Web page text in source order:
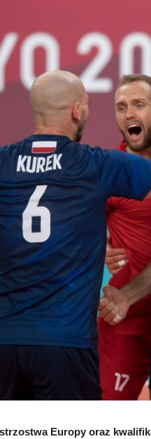
Europy oraz